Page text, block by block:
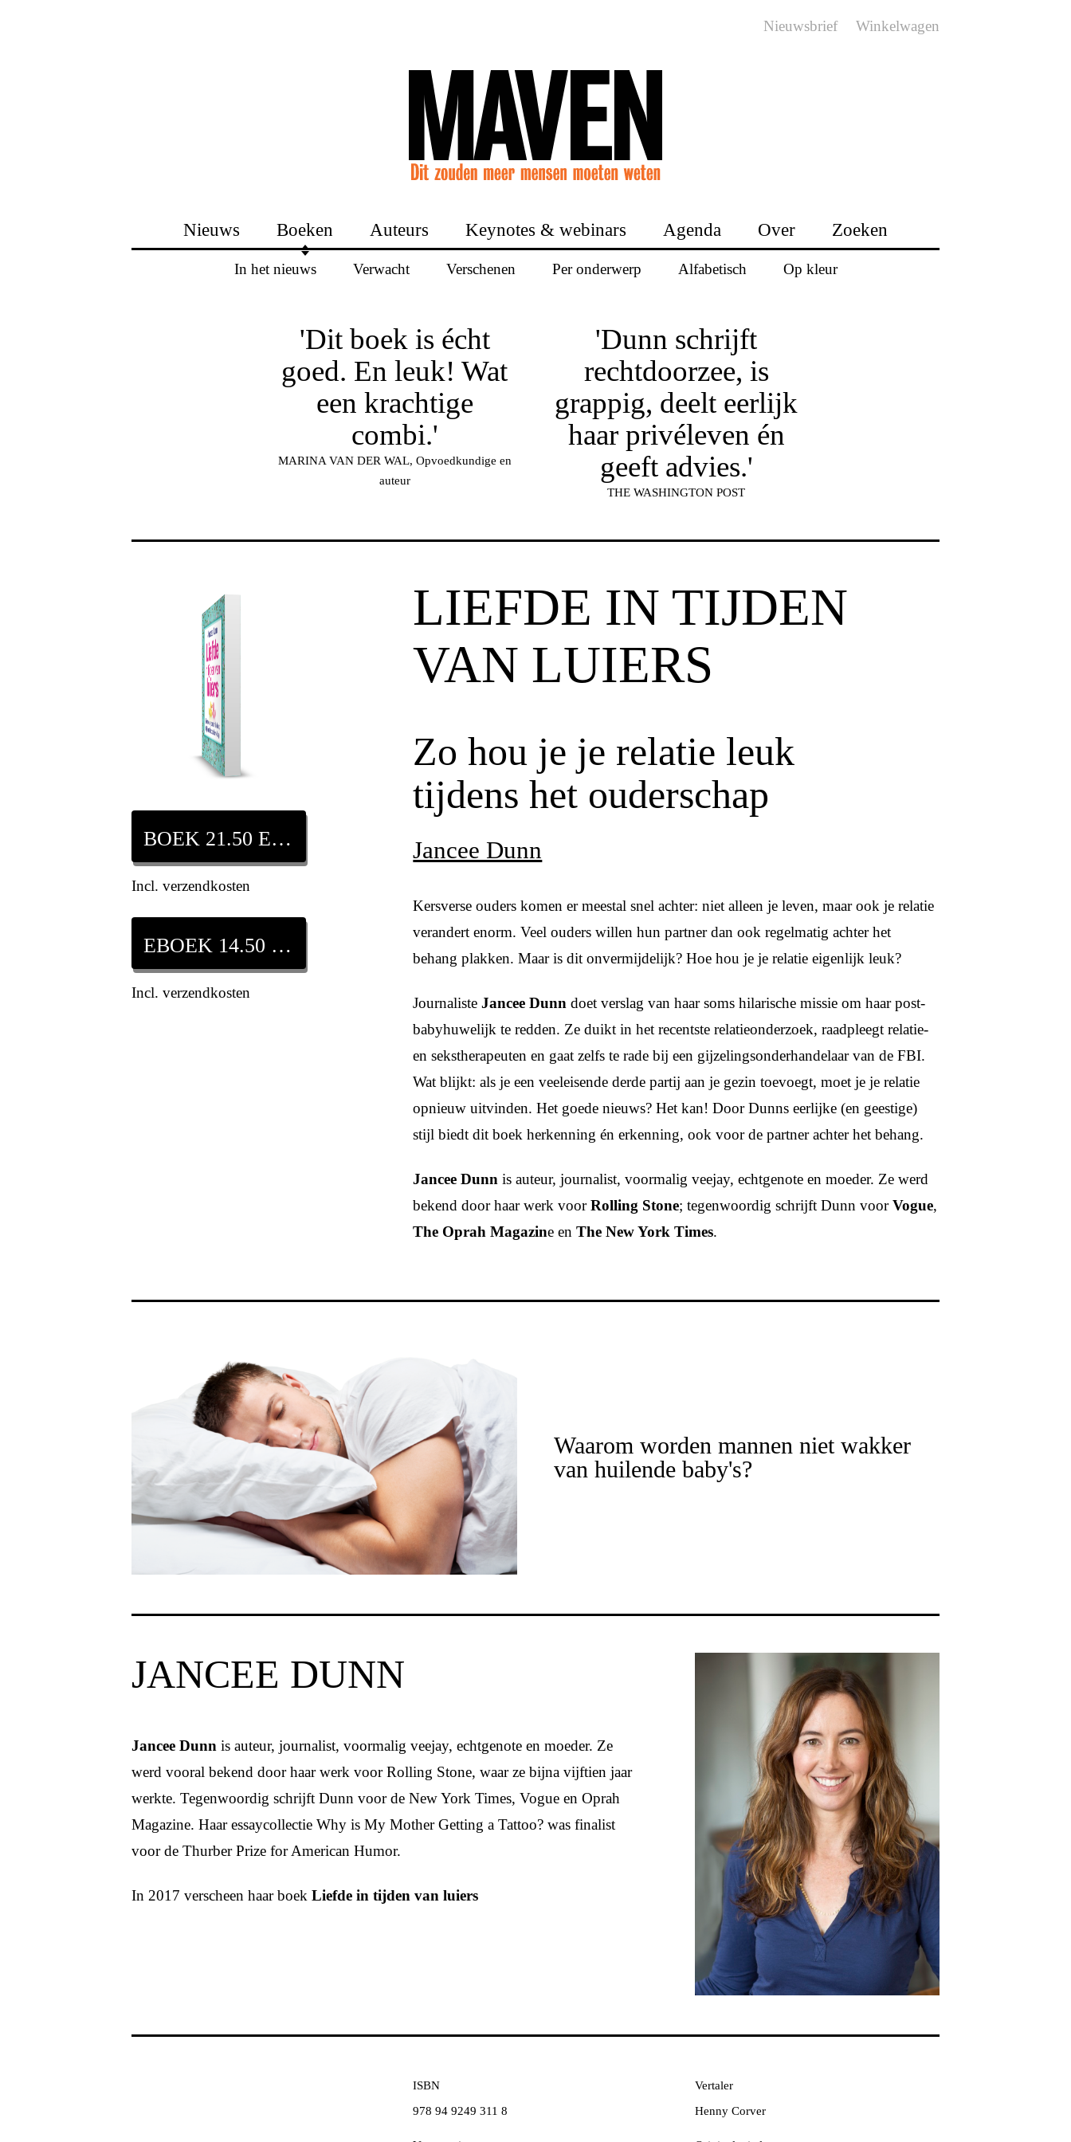
Nieuwsbrief Winkelwagen
Nieuws Boeken
In het nieuws Verwacht Verschenen Per onderwerp Alfabetisch Op kleur
Auteurs Keynotes & webinars Agenda Over Zoeken
'Dit boek is écht
goed. En leuk! Wat
een krachtige
combi.'
MARINA VAN DER WAL, Opvoedkundige en
auteur
'Dunn schrijft
rechtdoorzee, is
grappig, deelt eerlijk
haar privéleven én
geeft advies.'
THE WASHINGTON POST
BOEK 21.50 EURO
Incl. verzendkosten
EBOEK 14.50 EURO
Incl. verzendkosten
LIEFDE IN TIJDEN
VAN LUIERS
Zo hou je je relatie leuk
tijdens het ouderschap
Jancee Dunn
Kersverse ouders komen er meestal snel achter: niet alleen je leven, maar ook je relatie
verandert enorm. Veel ouders willen hun partner dan ook regelmatig achter het
behang plakken. Maar is dit onvermijdelijk? Hoe hou je je relatie eigenlijk leuk?
JournalisteJancee Dunn doet verslag van haar soms hilarische missie om haar post-
babyhuwelijk te redden. Ze duikt in het recentste relatieonderzoek, raadpleegt relatie-
en sekstherapeuten en gaat zelfs te rade bij een gijzelingsonderhandelaar van de FBI.
Wat blijkt: als je een veeleisende derde partij aan je gezin toevoegt, moet je je relatie
opnieuw uitvinden. Het goede nieuws? Het kan! Door Dunns eerlijke (en geestige)
stijl biedt dit boek herkenning én erkenning, ook voor de partner achter het behang.
Jancee Dunn is auteur, journalist, voormalig veejay, echtgenote en moeder. Ze werd
bekend door haar werk voorRolling Stone; tegenwoordig schrijft Dunn voorVogue,
The Oprah Magazine enThe New York Times.
Waarom worden mannen niet wakker
van huilende baby's?
JANCEE DUNN
Jancee Dunn is auteur, journalist, voormalig veejay, echtgenote en moeder. Ze
werd vooral bekend door haar werk voor Rolling Stone, waar ze bijna vijftien jaar
werkte. Tegenwoordig schrijft Dunn voor de New York Times, Vogue en Oprah
Magazine. Haar essaycollectie Why is My Mother Getting a Tattoo? was finalist
voor de Thurber Prize for American Humor.
In 2017 verscheen haar boek Liefde in tijden van luiers
ISBN
978 94 9249 311 8
Vertaler
Henny Corver